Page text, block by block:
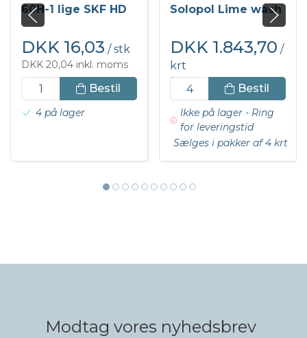
60H-1 lige SKF HD
DKK 16,03 / stk
DKK 20,04 inkl. moms
Bestil
4 på lager
Solopol Lime wash
DKK 1.843,70 /
krt
DKK 2.304,63 inkl.
moms
Bestil
Ikke på lager - Ring
for leveringstid
Sælges i pakker af 4 krt
Modtag vores nyhedsbrev